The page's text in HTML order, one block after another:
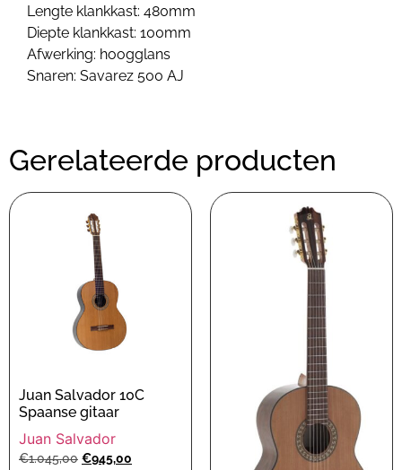
Lengte klankkast: 480mm
Diepte klankkast: 100mm
Afwerking: hoogglans
Snaren: Savarez 500 AJ
Gerelateerde producten
Juan Salvador 10C
Spaanse gitaar
Juan Salvador
€1.045,00 €945,00